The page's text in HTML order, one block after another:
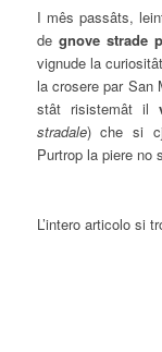
I mês passâts,
degnove strade
vignude la
la crosere par San
stât risistemât il
stradale) che si
Purtrop la piere no
L’intero articolo si